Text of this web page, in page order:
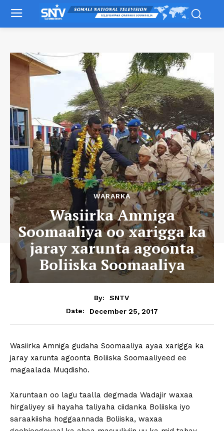
WARARKA
Wasiirka Amniga
Soomaaliya oo xarigga ka
jaray xarunta agoonta
Boliiska Soomaaliya
By:
SNTV
Date:
December 25, 2017
Wasiirka Amniga gudaha Soomaaliya ayaa xarigga ka
jaray xarunta agoonta Boliiska Soomaaliyeed ee
magaalada Muqdisho.
Xaruntaan oo lagu taalla degmada Wadajir waxaa
hirgaliyey sii hayaha taliyaha ciidanka Boliiska iyo
saraakiisha hoggaannada Boliiska, waxaa